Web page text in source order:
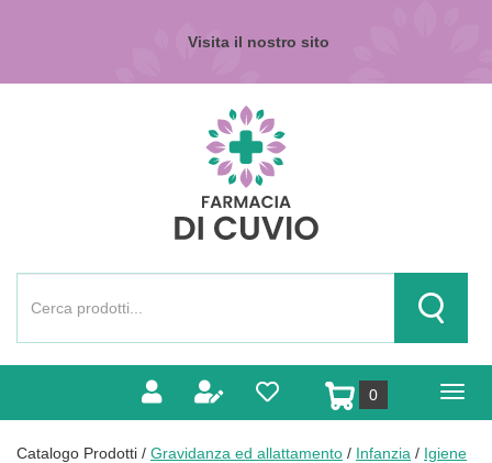
Visita il nostro sito
Prodotto
Cerca
0prodotti
inseriti
Catalogo Prodotti / Gravidanza ed allattamento / Infanzia / Igiene